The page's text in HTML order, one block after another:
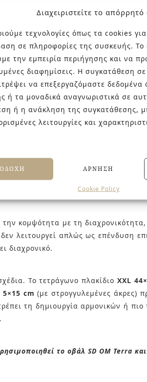
Διαχειριστείτε το απόρρητό
τεχνολογίες όπως τα cookies
σε πληροφορίες της συσκευής. Το
την εμπειρία περιήγησης και να
διαφημίσεις. Η συγκατάθεση σε
να επεξεργαζόμαστε
ή τα μοναδικά αναγνωριστικά σε
ή η ανάκληση της συγκατάθεσης,
λειτουργίες και
ΆΡΝΗΣΗ
Cookie Policy
πολυτέλεια μέσα από την
που αλλάζει διακριτικά
κομψότητα με τη
δεν λειτουργεί απλώς ως επένδυση
διαχρονικό.
Το τετράγωνο πλακίδιο XXL
5×15 cm (με στρογγυλεμένες άκρες)
τη δημιουργία αρμονικών ή
το οβάλ SD OM Terra